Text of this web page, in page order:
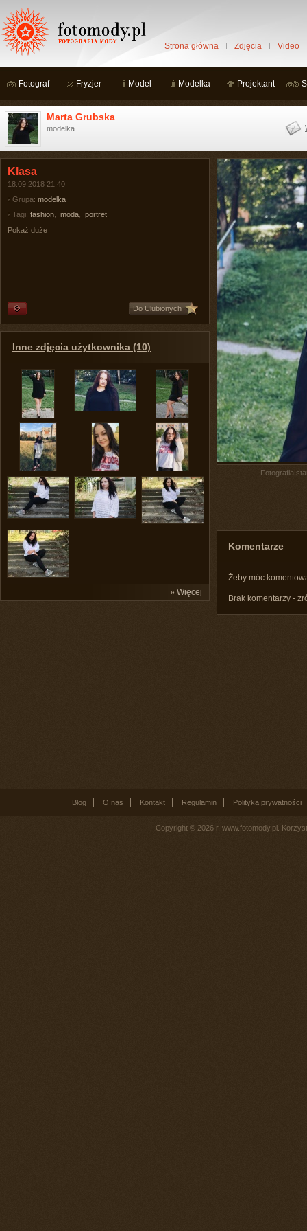
Strona główna Zdjęcia Video
Fotograf Fryzjer Model Modelka Projektant
Marta Grubska
modelka
Klasa
18.09.2018 21:40
Grupa: modelka
Tagi: fashion moda
portret
Pokaż duże
Do Ulubionych
Inne zdjęcia użytkownika (10)
» Więcej
Fotografia
Komentarze
Żeby móc
Brak komentarzy -
Blog O nas Kontakt Regulamin Polityka prywatności
Copyright © 2026 r. www.fotomody.pl.